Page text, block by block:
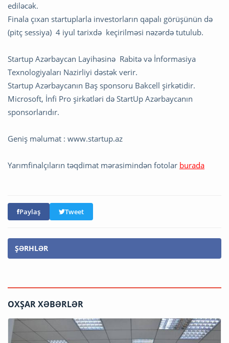
ediləcək.
Finala çıxan startuplarla investorların qapalı görüşünün də
(pitç sessiya) 4 iyul tarixdə keçirilməsi nəzərdə tutulub.
Startup Azərbaycan Layihəsinə Rabitə və İnformasiya
Texnologiyaları Nazirliyi dəstək verir.
Startup Azərbaycanın Baş sponsoru Bakcell şirkətidir.
Microsoft, İnfi Pro şirkətləri də StartUp Azərbaycanın
sponsorlarıdır.
Geniş məlumat : www.startup.az
Yarımfinalçıların təqdimat mərasimindən fotolar burada
Paylaş Tweet
ŞƏRHLƏR
OXŞAR XƏBƏRLƏR